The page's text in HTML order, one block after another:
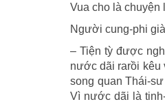
Vua cho là
Người cung-phi
– Tiện tỳ được
nước dãi rarồi kêu
song quan Thái-
Vì nước dãi là